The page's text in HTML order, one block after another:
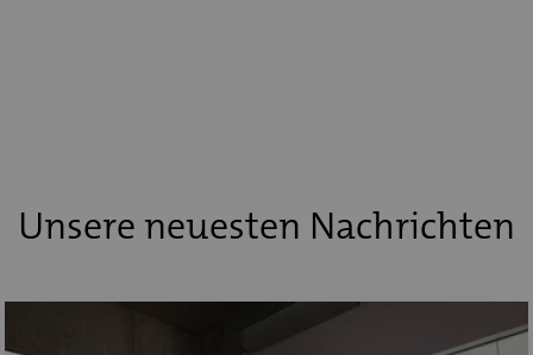
Unsere neuesten Nachrichten